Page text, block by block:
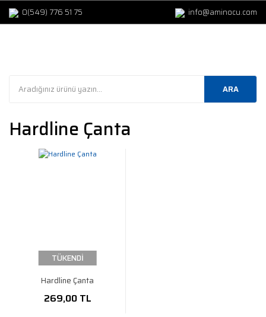
0(549) 776 51 75 info@aminocu.com
ARA
Hardline Çanta
TÜKENDİ
Hardline Çanta
269,00 TL